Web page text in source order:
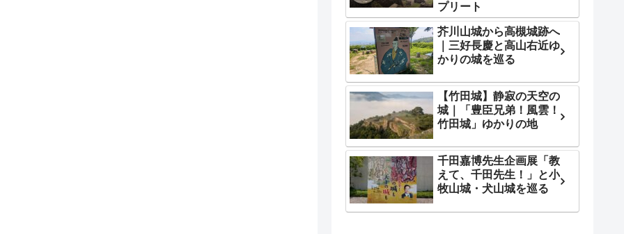
プリート
芥川山城から高槻城跡へ
｜三好長慶と高山右近ゆ
かりの城を巡る
【竹田城】静寂の天空の
城｜「豊臣兄弟！風雲！
竹田城」ゆかりの地
千田嘉博先生企画展「教
えて、千田先生！」と小
牧山城・犬山城を巡る